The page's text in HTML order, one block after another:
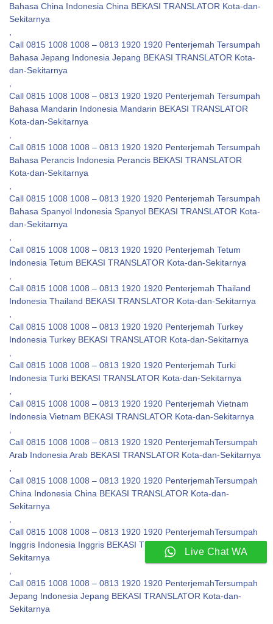
Bahasa China Indonesia China BEKASI TRANSLATOR Kota-dan-
Sekitarnya
Call 0815 1008 1008 – 0813 1920 1920 Penterjemah Tersumpah
Bahasa Jepang Indonesia Jepang BEKASI TRANSLATOR Kota-
dan-Sekitarnya
Call 0815 1008 1008 – 0813 1920 1920 Penterjemah Tersumpah
Bahasa Mandarin Indonesia Mandarin BEKASI TRANSLATOR
Kota-dan-Sekitarnya
Call 0815 1008 1008 – 0813 1920 1920 Penterjemah Tersumpah
Bahasa Perancis Indonesia Perancis BEKASI TRANSLATOR
Kota-dan-Sekitarnya
Call 0815 1008 1008 – 0813 1920 1920 Penterjemah Tersumpah
Bahasa Spanyol Indonesia Spanyol BEKASI TRANSLATOR Kota-
dan-Sekitarnya
Call 0815 1008 1008 – 0813 1920 1920 Penterjemah Tetum
Indonesia Tetum BEKASI TRANSLATOR Kota-dan-Sekitarnya
Call 0815 1008 1008 – 0813 1920 1920 Penterjemah Thailand
Indonesia Thailand BEKASI TRANSLATOR Kota-dan-Sekitarnya
Call 0815 1008 1008 – 0813 1920 1920 Penterjemah Turkey
Indonesia Turkey BEKASI TRANSLATOR Kota-dan-Sekitarnya
Call 0815 1008 1008 – 0813 1920 1920 Penterjemah Turki
Indonesia Turki BEKASI TRANSLATOR Kota-dan-Sekitarnya
Call 0815 1008 1008 – 0813 1920 1920 Penterjemah Vietnam
Indonesia Vietnam BEKASI TRANSLATOR Kota-dan-Sekitarnya
Call 0815 1008 1008 – 0813 1920 1920 PenterjemahTersumpah
Arab Indonesia Arab BEKASI TRANSLATOR Kota-dan-Sekitarnya
Call 0815 1008 1008 – 0813 1920 1920 PenterjemahTersumpah
China Indonesia China BEKASI TRANSLATOR Kota-dan-
Sekitarnya
Call 0815 1008 1008 – 0813 1920 1920 PenterjemahTersumpah
Inggris Indonesia Inggris BEKASI TRANSLATOR Kota-dan-
Sekitarnya
Call 0815 1008 1008 – 0813 1920 1920 PenterjemahTersumpah
Jepang Indonesia Jepang BEKASI TRANSLATOR Kota-dan-
Sekitarnya
Live Chat WA